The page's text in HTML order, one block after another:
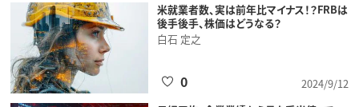
米就業者数、実は前年比マイナス！？FRBは
後手後手、株価はどうなる？
白石 定之
2024/9/12
0